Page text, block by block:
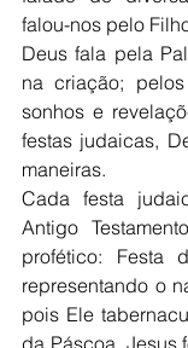
falou-nos pelo
Deus fala pela
na criação;
sonhos e
festas judaicas,
maneiras.
Cada festa
Antigo
profético: Festa
representando o
pois Ele